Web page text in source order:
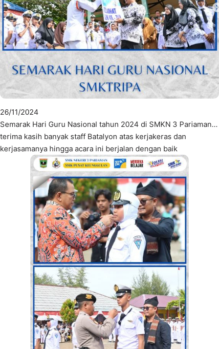
26/11/2024
Semarak Hari Guru Nasional tahun 2024 di SMKN 3 Pariaman…
terima kasih banyak staff Batalyon atas kerjakeras dan
kerjasamanya hingga acara ini berjalan dengan baik